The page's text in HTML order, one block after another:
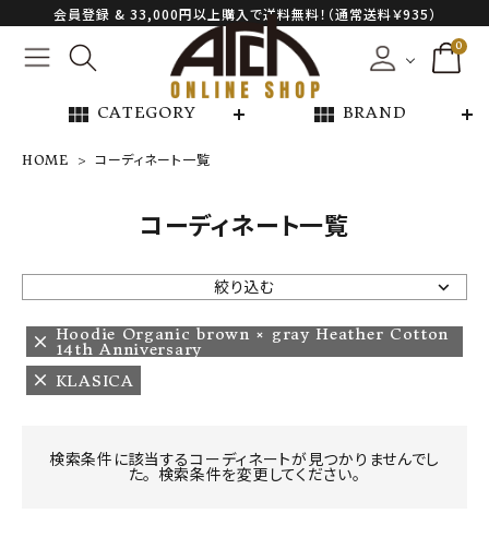
会員登録 & 33,000円以上購入で送料無料！（通常送料￥935）
0
view_module CATEGORY view_module BRAND
NEW ARRIVAL
ARCH EXCLUSIVE
BRAND
CATEGORY
HOME コーディネート一覧
コーディネート一覧
絞り込む
Hoodie Organic brown × gray Heather Cotton
14th Anniversary
KLASICA
検索条件に該当するコーディネートが見つかりませんでし
た。 検索条件を変更してください。